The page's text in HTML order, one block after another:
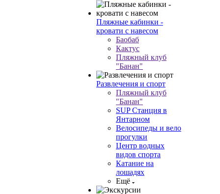
Пляжные кабинки -
кровати с навесом
Баобаб
Кактус
Пляжный клуб
"Банан"
Развлечения и спорт
Пляжный клуб
"Банан"
SUP Станция в
Янтарном
Велосипеды и вело
прогулки
Центр водных
видов спорта
Катание на
лошадях
Ещё